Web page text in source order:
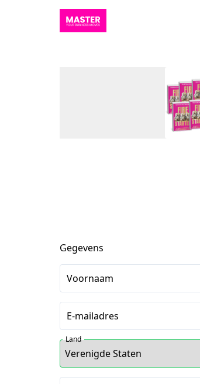
Gegevens
Voornaam
E-mailadres
Land